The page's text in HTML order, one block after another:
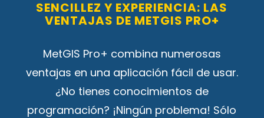
SENCILLEZ Y EXPERIENCIA: LAS
VENTAJAS DE METGIS PRO+
MetGIS Pro+ combina numerosas
ventajas en una aplicación fácil de usar.
¿No tienes conocimientos de
programación? ¡Ningún problema! Sólo